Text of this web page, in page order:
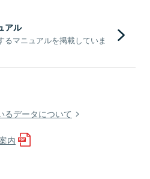
アル
マニュアルを掲載していま
るデータについて
内